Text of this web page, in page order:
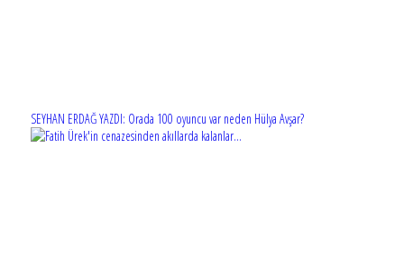
SEYHAN ERDAĞ YAZDI: Orada 100 oyuncu var neden Hülya Avşar?